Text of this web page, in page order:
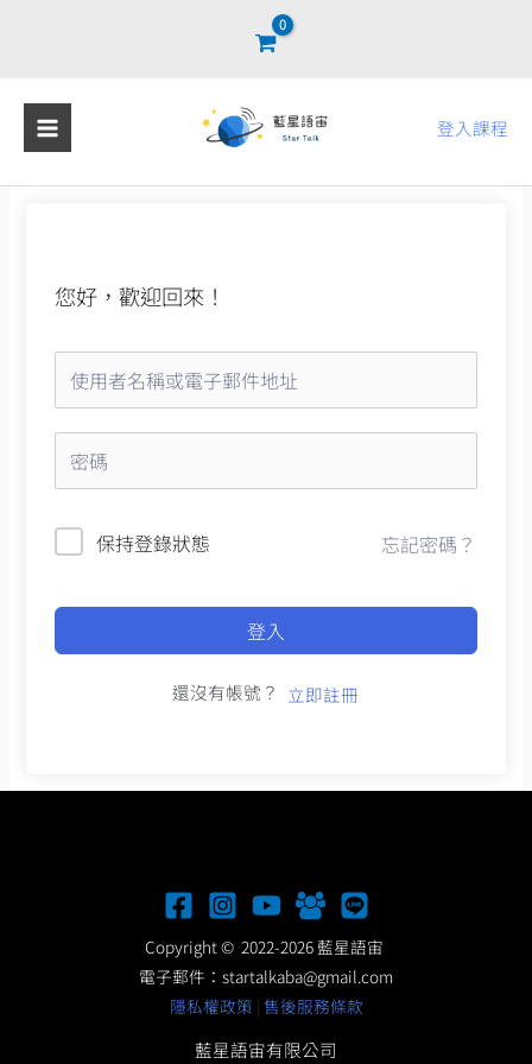
登入課程
您好，歡迎回來！
保持登錄狀態 忘記密碼？
登入
還沒有帳號？ 立即註冊
Copyright © 2022-2026 藍星語宙
電子郵件： startalkaba@gmail.com
隱私權政策 | 售後服務條款
藍星語宙有限公司